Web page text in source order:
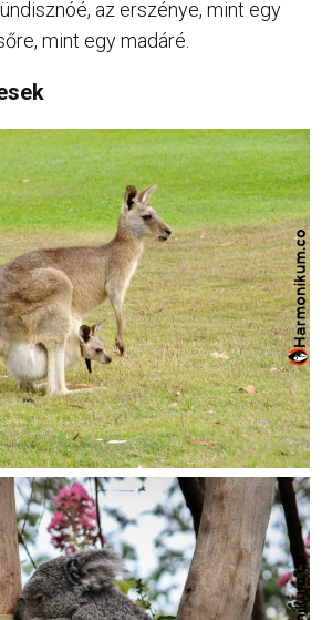
az erszénye, mint egy
mint egy madáré.